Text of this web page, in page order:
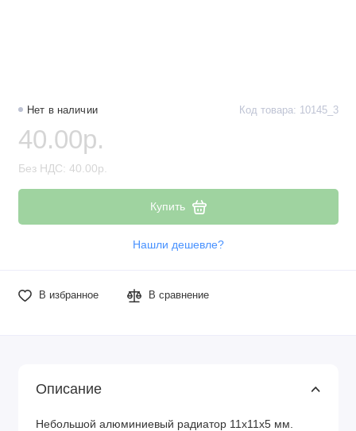
Нет в наличии Код товара: 10145_3
40.00р.
Без НДС: 40.00р.
Купить
Нашли дешевле?
В избранное В сравнение
Описание
Небольшой алюминиевый радиатор 11х11х5 мм.